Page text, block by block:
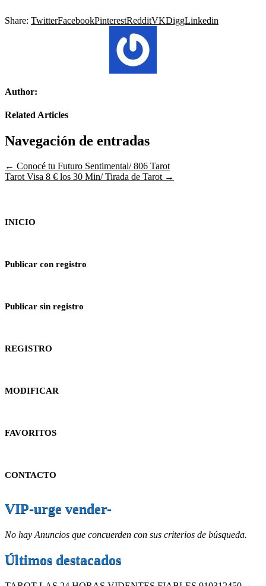
Share: TwitterFacebookPinterestRedditVKDiggLinkedin
Author:
Related Articles
Navegación de entradas
← Conocé tu Futuro Sentimental/ 806 Tarot
Tarot Visa 8 € los 30 Min/ Tirada de Tarot →
INICIO
Publicar con registro
Publicar sin registro
REGISTRO
MODIFICAR
FAVORITOS
CONTACTO
VIP-urge vender-
No hay Anuncios que concuerden con sus criterios de búsqueda.
Últimos destacados